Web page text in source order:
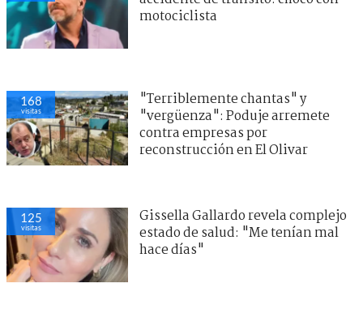
motociclista
168
visitas
"Terriblemente chantas" y
"vergüenza": Poduje arremete
contra empresas por
reconstrucción en El Olivar
125
visitas
Gissella Gallardo revela complejo
estado de salud: "Me tenían mal
hace días"